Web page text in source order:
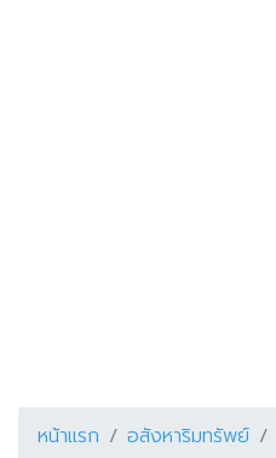
หน้าแรก อสังหาริมทรัพย์